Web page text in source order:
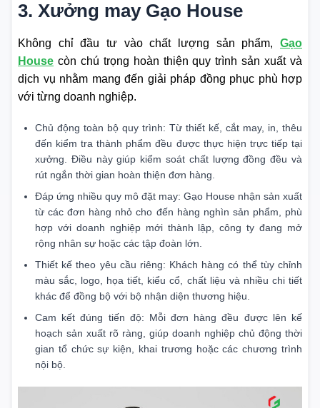
3. Xưởng may Gạo House
Không chỉ đầu tư vào chất lượng sản phẩm, Gạo
House còn chú trọng hoàn thiện quy trình sản xuất và
dịch vụ nhằm mang đến giải pháp đồng phục phù hợp
với từng doanh nghiệp.
Chủ động toàn bộ quy trình: Từ thiết kế, cắt may, in, thêu
đến kiểm tra thành phẩm đều được thực hiện trực tiếp tại
xưởng. Điều này giúp kiểm soát chất lượng đồng đều và
rút ngắn thời gian hoàn thiện đơn hàng.
Đáp ứng nhiều quy mô đặt may: Gạo House nhận sản xuất
từ các đơn hàng nhỏ cho đến hàng nghìn sản phẩm, phù
hợp với doanh nghiệp mới thành lập, công ty đang mở
rộng nhân sự hoặc các tập đoàn lớn.
Thiết kế theo yêu cầu riêng: Khách hàng có thể tùy chỉnh
màu sắc, logo, họa tiết, kiểu cổ, chất liệu và nhiều chi tiết
khác để đồng bộ với bộ nhận diện thương hiệu.
Cam kết đúng tiến độ: Mỗi đơn hàng đều được lên kế
hoạch sản xuất rõ ràng, giúp doanh nghiệp chủ động thời
gian tổ chức sự kiện, khai trương hoặc các chương trình
nội bộ.